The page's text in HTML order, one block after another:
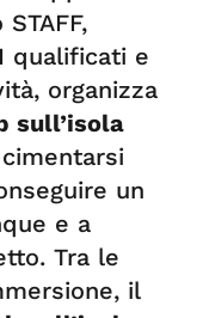
qualificati e
organizza
sull’isola
un
e a
Tra le
il